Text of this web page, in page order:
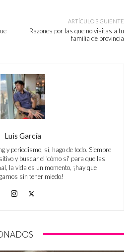
ARTÍCULO SIGUIENTE
Razones por las que no visitas a tu
familia de provincia
Luis García
y periodismo, sí, hago de todo. Siempre
y buscar el 'cómo sí' para que las
la vida es un momento, ¡hay que
sin tener miedo!